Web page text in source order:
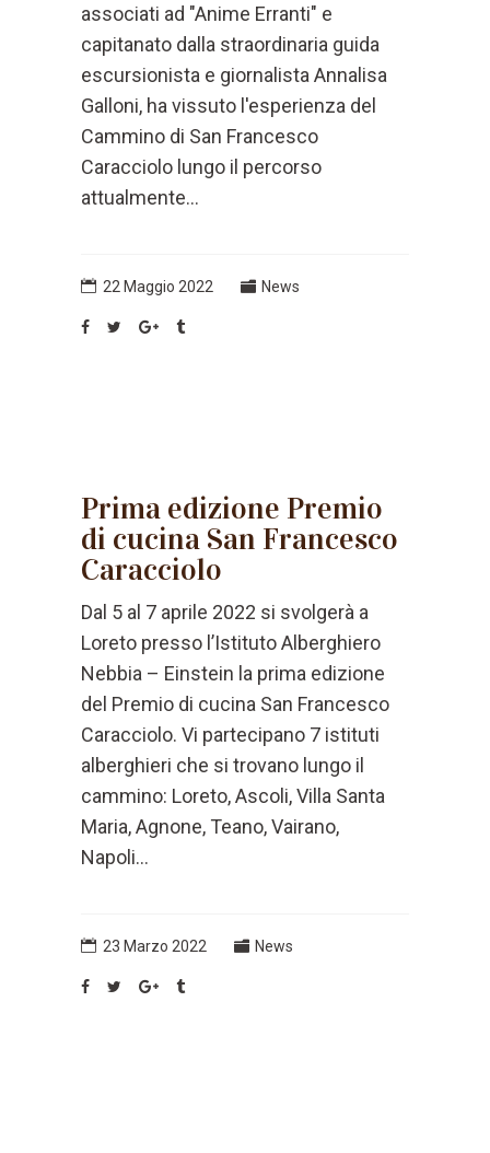
associati ad "Anime Erranti" e
capitanato dalla straordinaria guida
escursionista e giornalista Annalisa
Galloni, ha vissuto l'esperienza del
Cammino di San Francesco
Caracciolo lungo il percorso
attualmente...
22 Maggio 2022 News
Prima edizione Premio
di cucina San Francesco
Caracciolo
Dal 5 al 7 aprile 2022 si svolgerà a
Loreto presso l’Istituto Alberghiero
Nebbia – Einstein la prima edizione
del Premio di cucina San Francesco
Caracciolo. Vi partecipano 7 istituti
alberghieri che si trovano lungo il
cammino: Loreto, Ascoli, Villa Santa
Maria, Agnone, Teano, Vairano,
Napoli...
23 Marzo 2022 News